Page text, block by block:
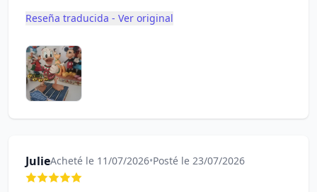
Reseña traducida - Ver original
JulieAcheté le 11/07/2026•Posté le 23/07/2026